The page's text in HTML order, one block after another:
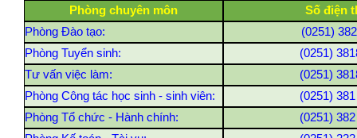
Phòng chuyên môn
Số điện
Phòng Đào tạo:
(0251)
Phòng Tuyển sinh:
(0251)
Tư vấn việc làm:
(0251)
Phòng Công tác học sinh - sinh viên:
(0251)
Phòng Tổ chức - Hành chính:
(0251)